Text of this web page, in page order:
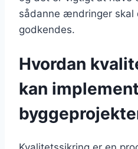
sådanne ændringer skal
godkendes.
Hvordan
kan